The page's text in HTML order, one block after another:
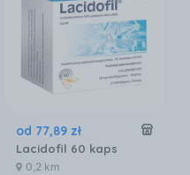
od 77,89 zł
Lacidofil 60 kaps
0,2 km